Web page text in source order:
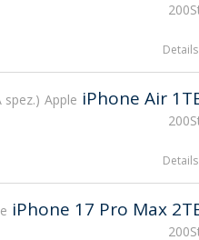
Details
spez. Apple iPhone Air
Details
iPhone 17 Pro Max